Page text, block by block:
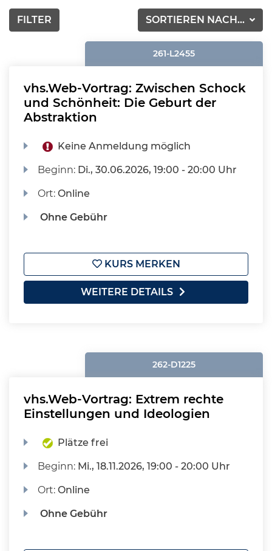
SORTIEREN NACH...
FILTER
261-L2455
vhs.Web-Vortrag: Zwischen Schock
und Schönheit: Die Geburt der
Abstraktion
Keine Anmeldung möglich
Beginn: Di., 30.06.2026, 19:00 - 20:00 Uhr
Ort:Online
Ohne Gebühr
KURS MERKEN
WEITERE DETAILS
262-D1225
vhs.Web-Vortrag: Extrem rechte
Einstellungen und Ideologien
Plätze frei
Beginn: Mi., 18.11.2026, 19:00 - 20:00 Uhr
Ort:Online
Ohne Gebühr